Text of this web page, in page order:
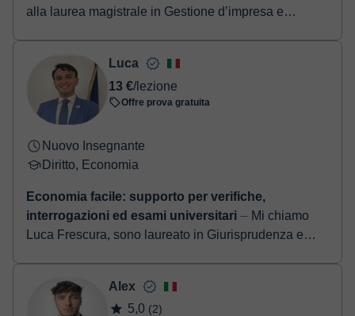
alla laurea magistrale in Gestione d’impresa e
Luca
13 €/lezione
Offre prova gratuita
Nuovo Insegnante
Diritto, Economia
Economia facile: supporto per verifiche,
interrogazioni ed esami universitari ⏤ Mi chiamo
Luca Frescura, sono laureato in Giurisprudenza e
Alex
5,0 (2)